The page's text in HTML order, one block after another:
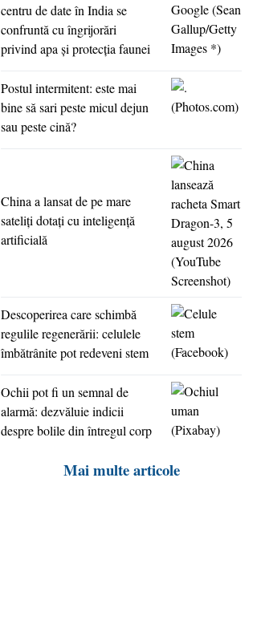
centru de date în India se
confruntă cu îngrijorări
privind apa şi protecţia faunei
Postul intermitent: este mai
bine să sari peste micul dejun
sau peste cină?
China a lansat de pe mare
sateliţi dotaţi cu inteligenţă
artificială
Descoperirea care schimbă
regulile regenerării: celulele
îmbătrânite pot redeveni stem
Ochii pot fi un semnal de
alarmă: dezvăluie indicii
despre bolile din întregul corp
Mai multe articole